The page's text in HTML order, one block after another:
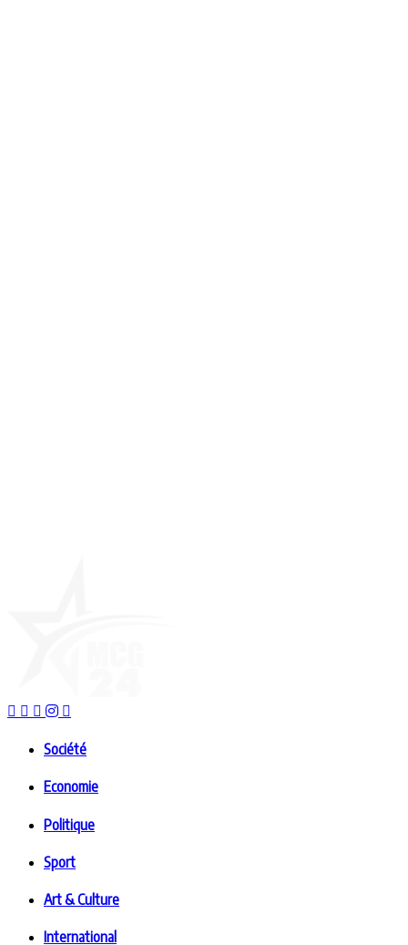
Société
Economie
Politique
Sport
Art & Culture
International